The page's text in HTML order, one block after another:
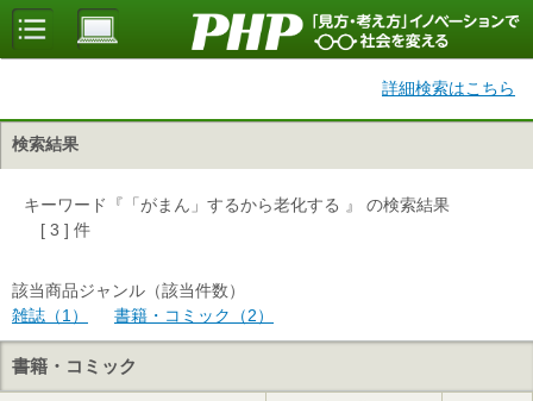
詳細検索はこちら
検索結果
キーワード『「がまん」するから老化する 』 の検索結果
[ 3 ] 件
該当商品ジャンル（該当件数）
雑誌（1）
書籍・コミック（2）
書籍・コミック